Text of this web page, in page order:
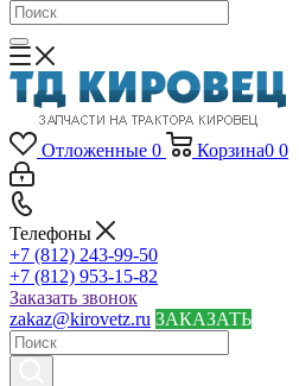
Отложенные 0 Корзина0 0
Телефоны
+7 (812) 243-99-50
+7 (812) 953-15-82
Заказать звонок
zakaz@kirovetz.ru ЗАКАЗАТЬ